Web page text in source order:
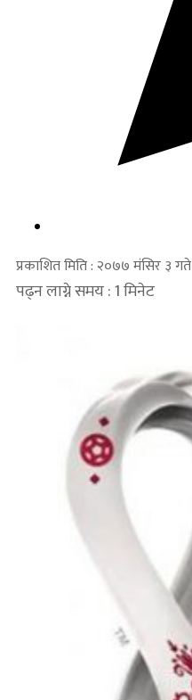
प्रकाशित मिति : २०७७ मंसिर ३ गते
पढ्न लाग्ने समय : 1 मिनेट